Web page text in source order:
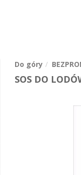
Do góry
SOS DO